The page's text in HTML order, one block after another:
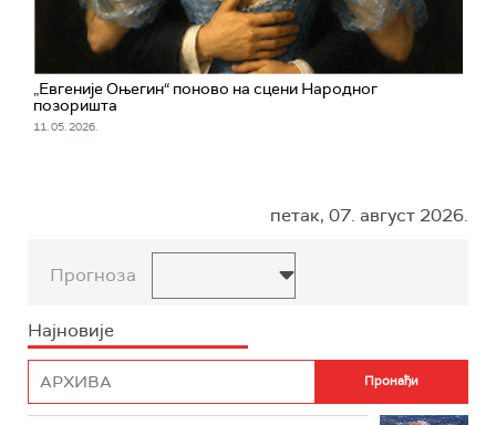
„Евгеније Оњегин“ поново на сцени Народног
позоришта
11. 05. 2026.
петак, 07. август 2026.
Прогноза
Најновије